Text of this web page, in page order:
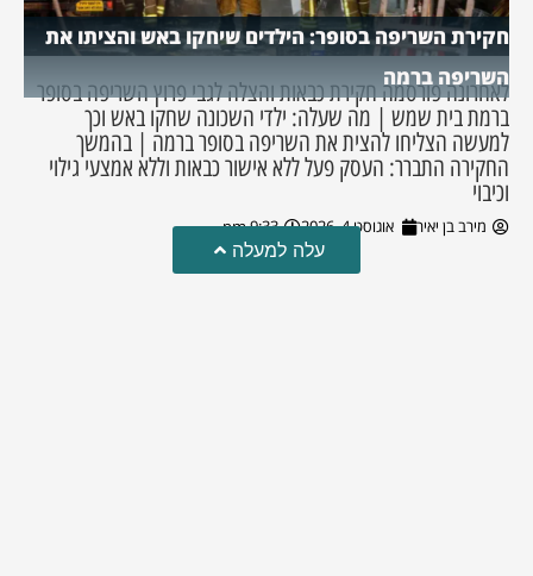
חקירת השריפה בסופר: הילדים שיחקו באש והציתו את
השריפה ברמה
לאחרונה פורסמה חקירת כבאות והצלה לגבי פרוץ השריפה בסופר
ברמת בית שמש | מה שעלה: ילדי השכונה שחקו באש וכך
למעשה הצליחו להצית את השריפה בסופר ברמה | בהמשך
החקירה התברר: העסק פעל ללא אישור כבאות וללא אמצעי גילוי
וכיבוי
מירב בן יאיר אוגוסט 4, 2026 9:33 pm
עלה למעלה